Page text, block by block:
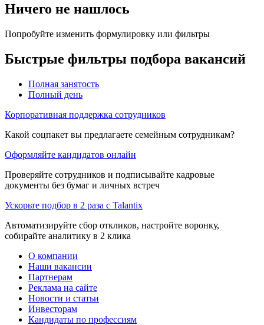
Ничего не нашлось
Попробуйте изменить формулировку или фильтры
Быстрые фильтры подбора вакансий
Полная занятость
Полный день
Корпоративная поддержка сотрудников
Какой соцпакет вы предлагаете семейным сотрудникам?
Оформляйте кандидатов онлайн
Проверяйте сотрудников и подписывайте кадровые
документы без бумаг и личных встреч
Ускорьте подбор в 2 раза с Talantix
Автоматизируйте сбор откликов, настройте воронку,
собирайте аналитику в 2 клика
О компании
Наши вакансии
Партнерам
Реклама на сайте
Новости и статьи
Инвесторам
Кандидаты по профессиям